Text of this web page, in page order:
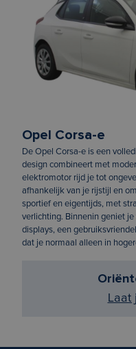
Opel Corsa-e
De Opel Corsa-e is een
design combineert met
elektromotor rijd je tot
afhankelijk van je rijstijl en
sportief en eigentijds, met
verlichting. Binnenin geniet
displays, een
dat je normaal alleen in
Laat